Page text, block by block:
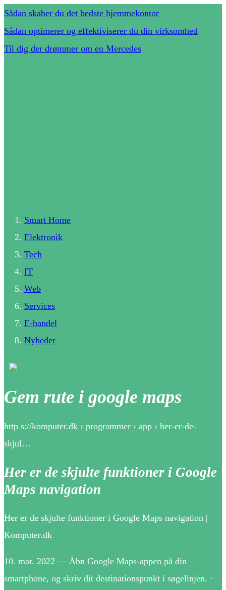
Sådan skaber du det bedste hjemmekontor
Sådan optimerer og effektiviserer du din virksomhed
Til dig der drømmer om en Mercedes
Smart Home
Elektronik
Tech
IT
Web
Services
E-handel
Nyheder
Gem rute i google maps
http s://komputer.dk › programmer › app › her-er-de-
skjul…
Her er de skjulte funktioner i Google
Maps navigation
Her er de skjulte funktioner i Google Maps navigation |
Komputer.dk
10. mar. 2022 — Åbn Google Maps-appen på din
smartphone, og skriv dit destinationspunkt i søgelinjen. ·